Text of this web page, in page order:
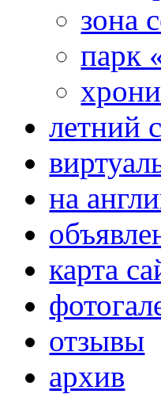
зона
парк
летний
на
карта
отзывы
архив